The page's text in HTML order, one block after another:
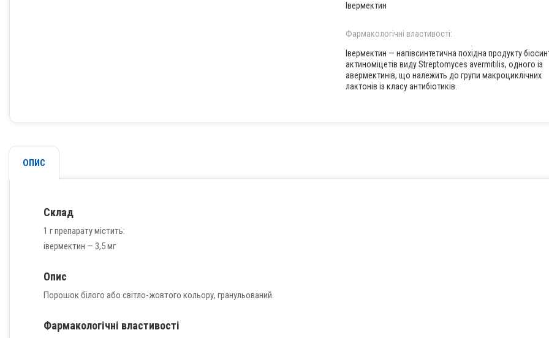
Івермектин
Фармакологічні властивості:
Івермектин — напівсинтетична похідна продукту
актиноміцетів виду Streptomyces avermitilis, одного із
авермектинів, що належить до групи макроциклічних
лактонів із класу антибіотиків.
ОПИС
Склад
1 г препарату містить:
івермектин — 3,5 мг
Опис
Порошок білого або світло-жовтого кольору, гранульований.
Фармакологічні властивості